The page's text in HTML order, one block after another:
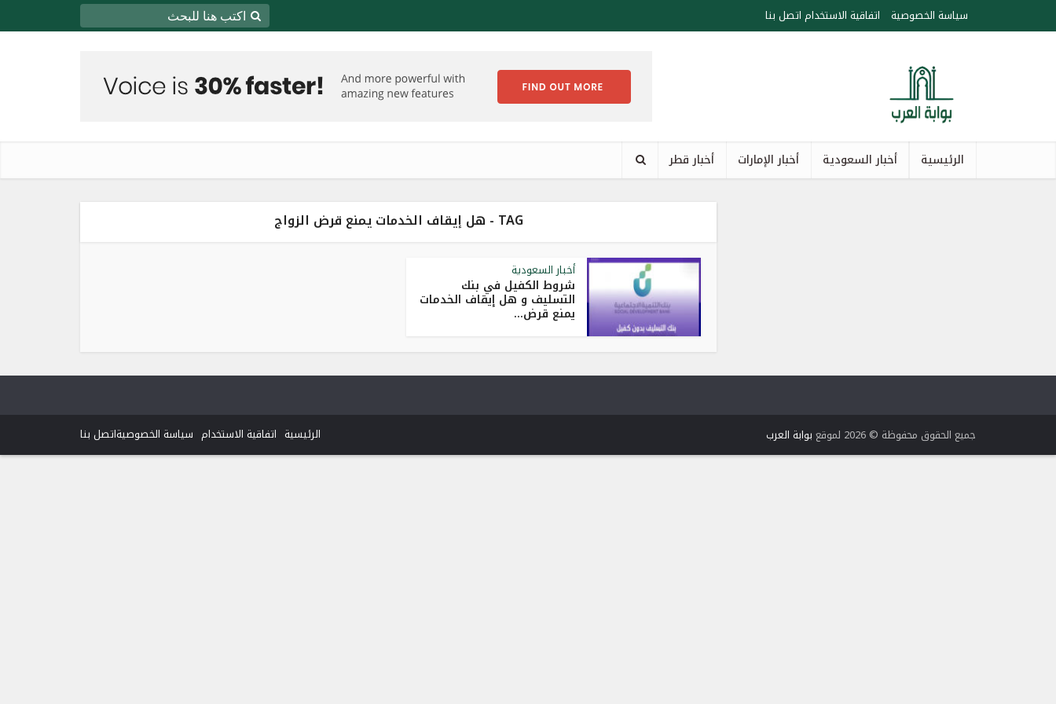
سياسة الخصوصية اتفاقية الاستخدام اتصل بنا
الرئيسية أخبار السعودية أخبار الإمارات أخبار قطر
TAG - هل إيقاف الخدمات يمنع قرض الزواج
أخبار السعودية
شروط الكفيل في بنك
التسليف و هل إيقاف الخدمات
يمنع قرض...
الرئيسية اتفاقية الاستخدام سياسة الخصوصيةاتصل بنا جميع الحقوق محفوظة © 2026 لموقع بوابة العرب